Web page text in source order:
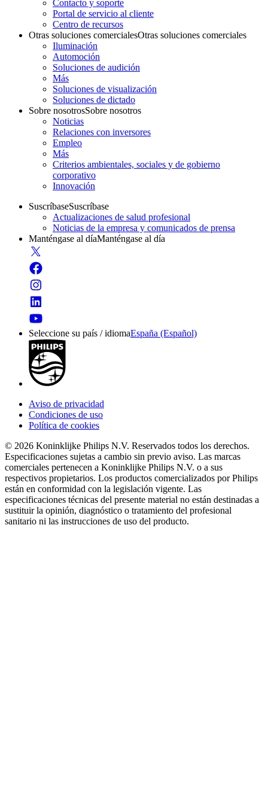
Contacto y soporte
Portal de servicio al cliente
Centro de recursos
Otras soluciones comercialesOtras soluciones comerciales
Iluminación
Automoción
Soluciones de audición
Más
Soluciones de visualización
Soluciones de dictado
Sobre nosotrosSobre nosotros
Noticias
Relaciones con inversores
Empleo
Más
Criterios ambientales, sociales y de gobierno
corporativo
Innovación
SuscríbaseSuscríbase
Actualizaciones de salud profesional
Noticias de la empresa y comunicados de prensa
Manténgase al díaManténgase al día
Seleccione su país / idiomaEspaña (Español)
Aviso de privacidad
Condiciones de uso
Política de cookies
© 2026 Koninklijke Philips N.V. Reservados todos los derechos.
Especificaciones sujetas a cambio sin previo aviso. Las marcas
comerciales pertenecen a Koninklijke Philips N.V. o a sus
respectivos propietarios. Los productos comercializados por Philips
están en conformidad con la legislación vigente. Las
especificaciones técnicas del presente material no están destinadas a
sustituir la opinión, diagnóstico o tratamiento del profesional
sanitario ni las instrucciones de uso del producto.